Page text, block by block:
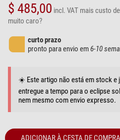
$ 485,00 incl. VAT mais custo
muito caro?
curto prazo
pronto para envio em6-10
☀️ Este artigo não está em stock e
entregue a tempo para o eclipse
nem mesmo com envio expresso.
ADICIONAR À CESTA DE